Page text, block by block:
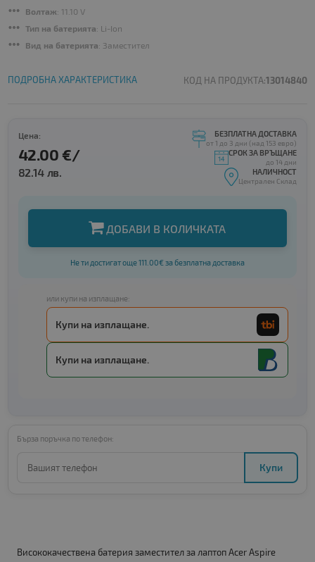
Волтаж: 11.10 V
Тип на батерията: Li-Ion
Вид на батерията: Заместител
ПОДРОБНА ХАРАКТЕРИСТИКА КОД НА ПРОДУКТА:13014840
Цена:
42.00 €/
82.14 лв.
БЕЗПЛАТНА ДОСТАВКА
от 1 до 3 дни (над 153 евро)
СРОК ЗА ВРЪЩАНЕ
до 14 дни
НАЛИЧНОСТ
Централен Склад
ДОБАВИ В КОЛИЧКАТА
Не ти достигат още 111.00€ за безплатна доставка
или купи на изплащане:
Купи на изплащане.
Купи на изплащане.
Бърза поръчка по телефон:
Купи
Висококачествена батерия заместител за лаптоп Acer Aspire